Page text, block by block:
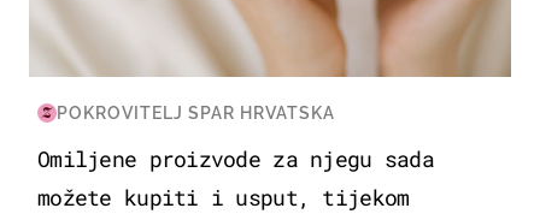
POKROVITELJ SPAR HRVATSKA
Omiljene proizvode za njegu sada
možete kupiti i usput, tijekom